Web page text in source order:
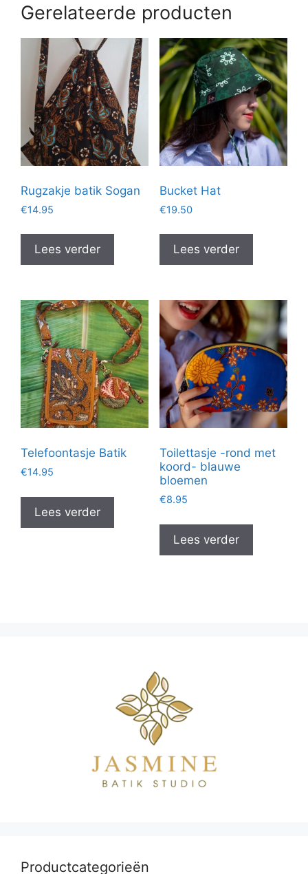
Gerelateerde producten
Rugzakje batik Sogan
€14.95
Lees verder
Bucket Hat
€19.50
Lees verder
Telefoontasje Batik
€14.95
Lees verder
Toilettasje -rond met
koord- blauwe
bloemen
€8.95
Lees verder
Productcategorieën